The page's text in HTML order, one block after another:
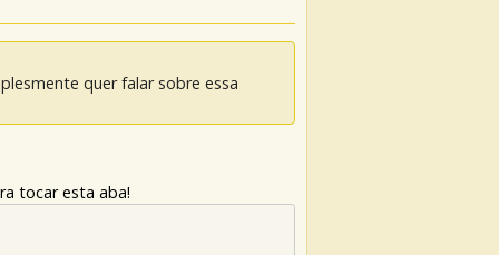
quer falar sobre essa
tocar esta aba!